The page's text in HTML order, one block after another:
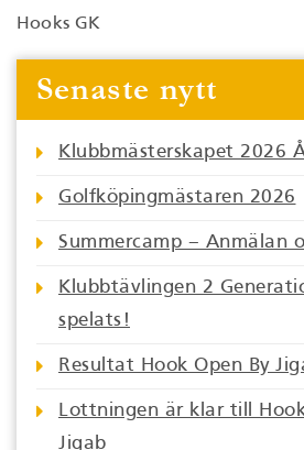
Hooks GK
Senaste nytt
Klubbmästerskapet 2026
Golfköpingmästaren 2026
Summercamp – Anmälan
Klubbtävlingen 2
spelats!
Resultat Hook Open By
Lottningen är klar till
Jigab